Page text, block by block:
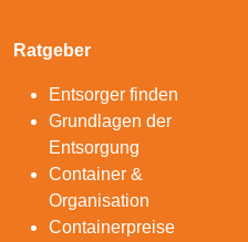
Ratgeber
Entsorger finden
Grundlagen der
Entsorgung
Container &
Organisation
Containerpreise